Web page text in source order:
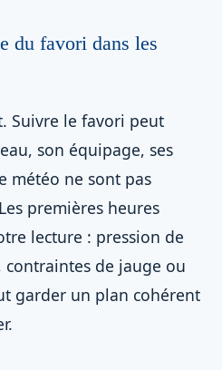
du favori dans les
Suivre le favori peut
son équipage, ses
météo ne sont pas
premières heures
lecture : pression de
contraintes de jauge ou
garder un plan cohérent